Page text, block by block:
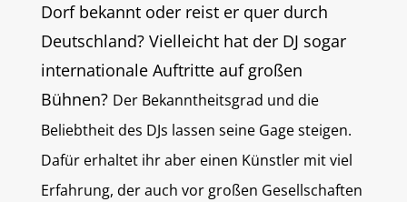
Dorf bekannt oder reist er quer durch
Deutschland? Vielleicht hat der DJ sogar
internationale Auftritte auf großen
Bühnen? Der Bekanntheitsgrad und die
Beliebtheit des DJs lassen seine Gage steigen.
Dafür erhaltet ihr aber einen Künstler mit viel
Erfahrung, der auch vor großen Gesellschaften